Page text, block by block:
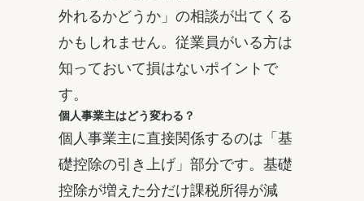
外れるかどうか」の相談が出てくる
かもしれません。従業員がいる方は
知っておいて損はないポイントで
す。
個人事業主はどう変わる？
個人事業主に直接関係するのは「基
礎控除の引き上げ」部分です。基礎
控除が増えた分だけ課税所得が減